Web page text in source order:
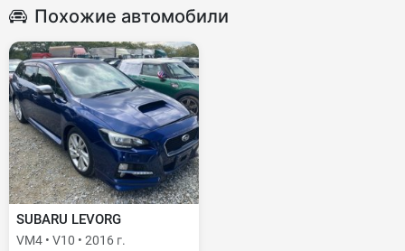
Похожие автомобили
SUBARU LEVORG
VM4 • V10 • 2016 г.